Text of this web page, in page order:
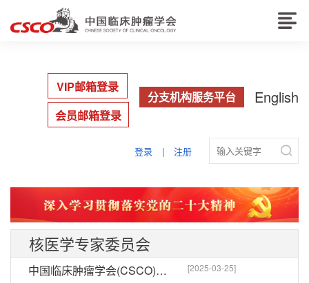
English
分支机构服务平台
VIP邮箱登录
会员邮箱登录

登录 | 注册
核医学专家委员会
中国临床肿瘤学会(CSCO)核医学专家委员会名单 [2025-03-25]